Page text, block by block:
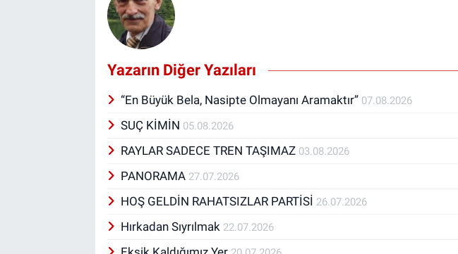
Yazarın Diğer Yazıları
“En Büyük Bela, Nasipte Olmayanı Aramaktır” 07.08.2026
SUÇ KİMİN 05.08.2026
RAYLAR SADECE TREN TAŞIMAZ 03.08.2026
PANORAMA 27.07.2026
HOŞ GELDİN RAHATSIZLAR PARTİSİ 26.07.2026
Hırkadan Sıyrılmak 22.07.2026